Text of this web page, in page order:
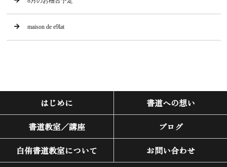
maison de e9lat
はじめに
書道への想い
書道教室／講座
ブログ
白侑書道教室について
お問い合わせ